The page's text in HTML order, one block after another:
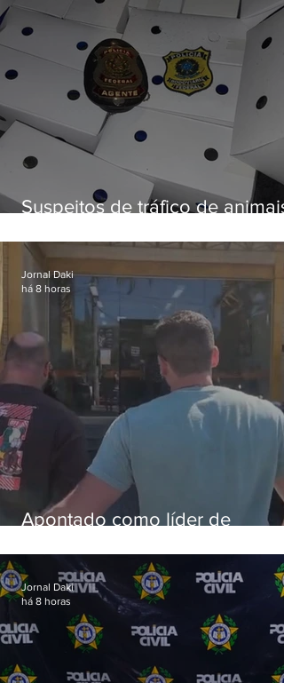
Suspeitos de tráfico de animais
aves
Apontado como líder de
aposentados é preso
Jornal Daki
há 8 horas
Jornal Daki
há 8 horas